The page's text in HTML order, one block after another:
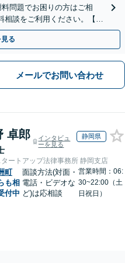
問題でお困りの方はご相
相談をご利用ください。【不
域対応】
る
メールでお問い合わせ
卓郎
インタビュ
ーを見る
静岡県
ートアップ法律事務所 静岡支店
町
も相
付中
面談方法(対面・
電話・ビデオな
ど)は応相談
営業時間：06:
30~22:00（土
日祝日）